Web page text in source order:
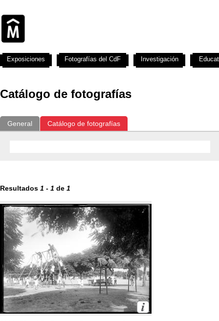
Catálogo de fotografías
General Catálogo de fotografías
Resultados 1 - 1 de 1
Exposiciones Fotografías del CdF Investigación